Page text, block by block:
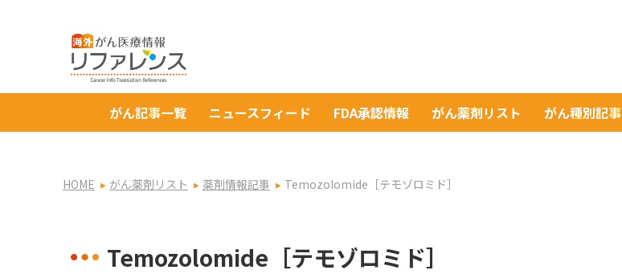
がん記事一覧 ニュースフィード FDA承認情報 がん薬剤リスト がん種別記事
HOME がん薬剤リスト 薬剤情報記事 Temozolomide［テモゾロミド］
Temozolomide［テモゾロミド］